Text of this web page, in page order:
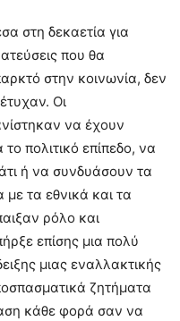
στη δεκαετία για
που θα
στην κοινωνία, δεν
Οι
να έχουν
πολιτικό επίπεδο, να
ή να συνδυάσουν τα
με τα εθνικά και τα
ρόλο και
επίσης μια πολύ
μιας εναλλακτικής
ζητήματα
κάθε φορά σαν να